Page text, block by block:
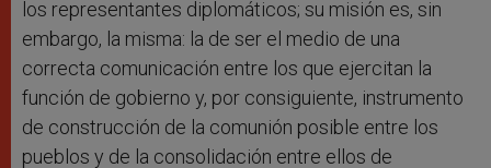
los representantes diplomáticos; su misión es, sin
embargo, la misma: la de ser el medio de una
correcta comunicación entre los que ejercitan la
función de gobierno y, por consiguiente, instrumento
de construcción de la comunión posible entre los
pueblos y de la consolidación entre ellos de